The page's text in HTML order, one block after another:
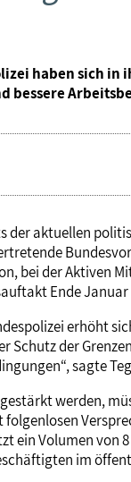
haben sich
bessere
der aktuellen
bei der Aktiven
Ende
erhöht
Schutz der
sagte
werden,
ein Volumen
im